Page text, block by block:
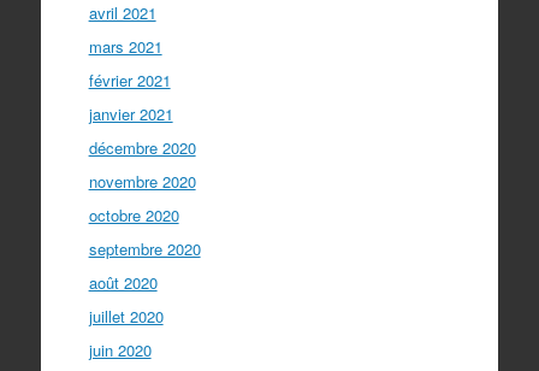
avril 2021
mars 2021
février 2021
janvier 2021
décembre 2020
novembre 2020
octobre 2020
septembre 2020
août 2020
juillet 2020
juin 2020